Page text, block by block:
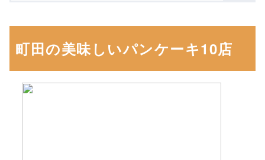
町田の美味しいパンケーキ10店